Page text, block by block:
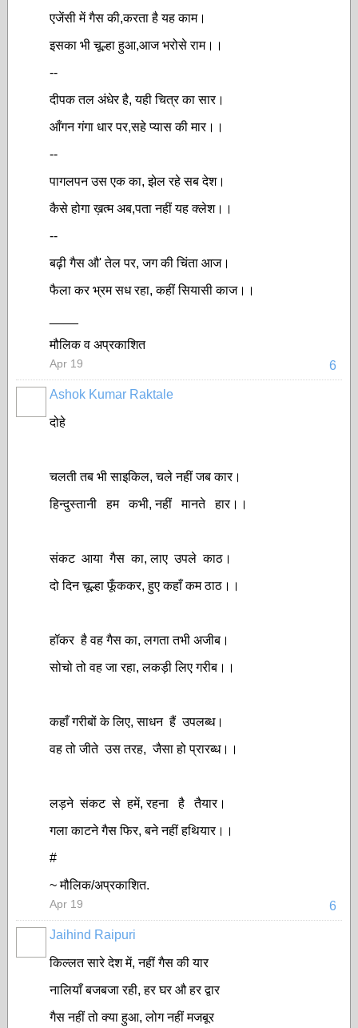
एजेंसी में गैस की,करता है यह काम।
इसका भी चूल्हा हुआ,आज भरोसे राम।।
--
दीपक तल अंधेर है, यही चित्र का सार।
आँगन गंगा धार पर,सहे प्यास की मार।।
--
पागलपन उस एक का, झेल रहे सब देश।
कैसे होगा ख़त्म अब,पता नहीं यह क्लेश।।
--
बढ़ी गैस औ' तेल पर, जग की चिंता आज।
फैला कर भ्रम सध रहा, कहीं सियासी काज।।
मौलिक व अप्रकाशित
6
Apr 19
Ashok Kumar Raktale
दोहे
चलती तब भी साइकिल, चले नहीं जब कार।
हिन्दुस्तानी हम कभी, नहीं मानते हार।।
संकट आया गैस का, लाए उपले काठ।
दो दिन चूल्हा फूँककर, हुए कहाँ कम ठाठ।।
हॉकर है वह गैस का, लगता तभी अजीब।
सोचो तो वह जा रहा, लकड़ी लिए गरीब।।
कहाँ गरीबों के लिए, साधन हैं उपलब्ध।
वह तो जीते उस तरह, जैसा हो प्रारब्ध।।
लड़ने संकट से हमें, रहना है तैयार।
गला काटने गैस फिर, बने नहीं हथियार।।
#
~ मौलिक/अप्रकाशित.
6
Apr 19
Jaihind Raipuri
किल्लत सारे देश में, नहीं गैस की यार
नालियाँ बजबजा रही, हर घर औ हर द्वार
गैस नहीं तो क्या हुआ, लोग नहीं मजबूर